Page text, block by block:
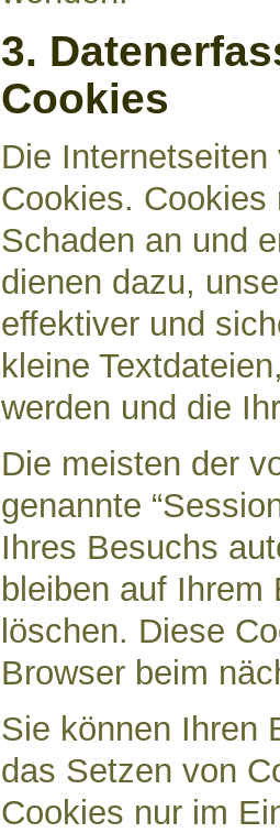
3.
Cookies
Die
Cookies.
Schaden an und
dienen dazu,
effektiver und
kleine
werden und die
Die meisten der
genannte
Ihres Besuchs
bleiben auf
löschen. Diese
Browser beim
Sie können Ihren
das Setzen von
Cookies nur im